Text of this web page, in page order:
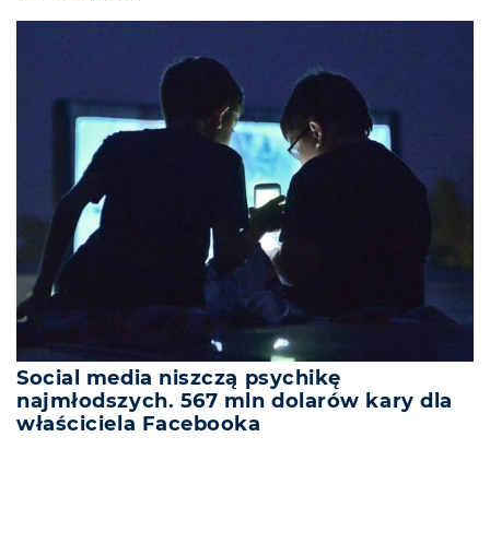
Social media niszczą psychikę
najmłodszych. 567 mln dolarów kary dla
właściciela Facebooka